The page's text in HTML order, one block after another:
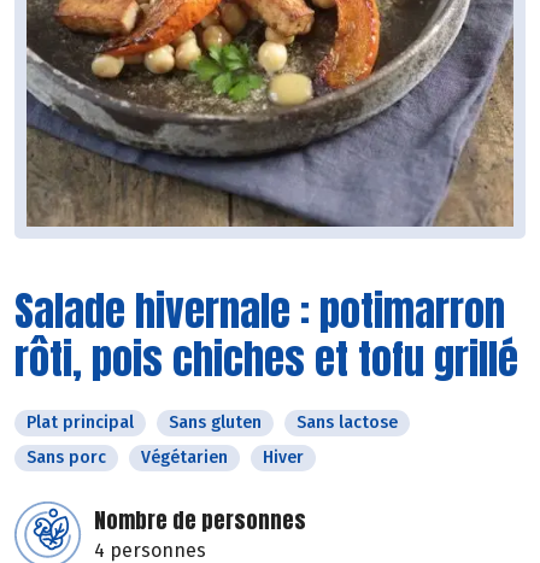
Salade hivernale : potimarron
rôti, pois chiches et tofu grillé
Plat principal Sans gluten
Sans lactose
Sans porc
Végétarien Hiver
Nombre de personnes
4 personnes